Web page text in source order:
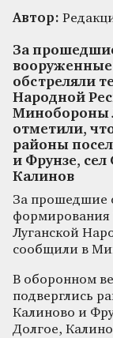
Автор:
За
вооруженные
обстреляли
Народной
Минобороны
отметили,
районы
и Фрунзе,
Калинов
За прошедшие
формирования
Луганской
сообщили в
В оборонном
подверглись
Калиново и
Долгое,